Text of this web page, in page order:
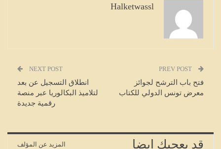
Halketwassl
فتح باب الترشح لجوائز
معرض تونس الدولي للكتاب
NEXT POST
انطلاق التسجيل عن بعد
لتلاميذ البكالوريا عبر منصة
رقمية جديدة
قد يعجبك ايضا المزيد عن المؤلف